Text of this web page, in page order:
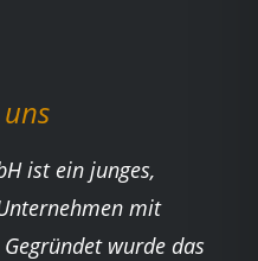
ist ein junges,
mit
wurde das